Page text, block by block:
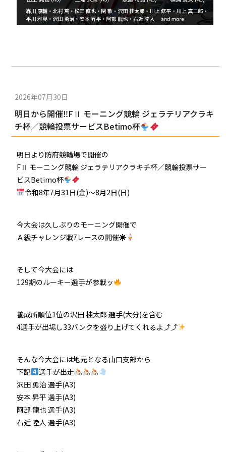
2026年07月30日
明日から開催‼FⅡ モーニング競輪 ジェラテリアクラキ
チ杯／競輪投票サービスBetimo杯
明日より防府競輪場で開催の
FⅡ モーニング競輪 ジェラテリアクラキチ杯／競輪投票サー
ビスBetimo杯
令和8年7月31日(金)〜8月2日(日)
今大会は久しぶりのモーニング開催で
Ａ級チャレンジ戦7レースの開催☀
そして今大会には
129期のルーキー選手が参戦ッ
養成所順位1位の沢田 桂太郎 選手(大分)を含む
4選手が出場し33バンクを盛り上げてくれるよ⤴⤴
そんな今大会には地元となる山口支部から
下記
選手が出走
沢田 勇治 選手(A3)
安本 昇平 選手(A3)
阿部 龍也 選手(A3)
右近 陸人 選手(A3)